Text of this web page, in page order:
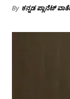
By ಕನ್ನಡ ಪ್ಲಾನೆಟ್